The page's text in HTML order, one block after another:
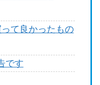
て良かったもの
です